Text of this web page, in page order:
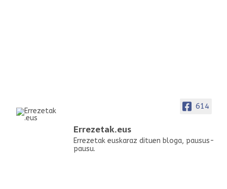
614
Errezetak.eus
Errezetak euskaraz dituen bloga, pausus-
pausu.